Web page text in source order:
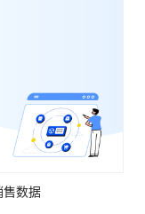
售数据